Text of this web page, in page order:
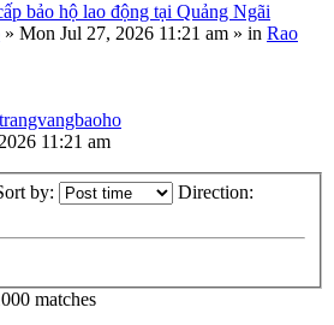
bảo hộ lao động tại Quảng Ngãi
» Mon Jul 27, 2026 11:21 am » in Rao
trangvangbaoho
11:21 am
by: Direction:
matches